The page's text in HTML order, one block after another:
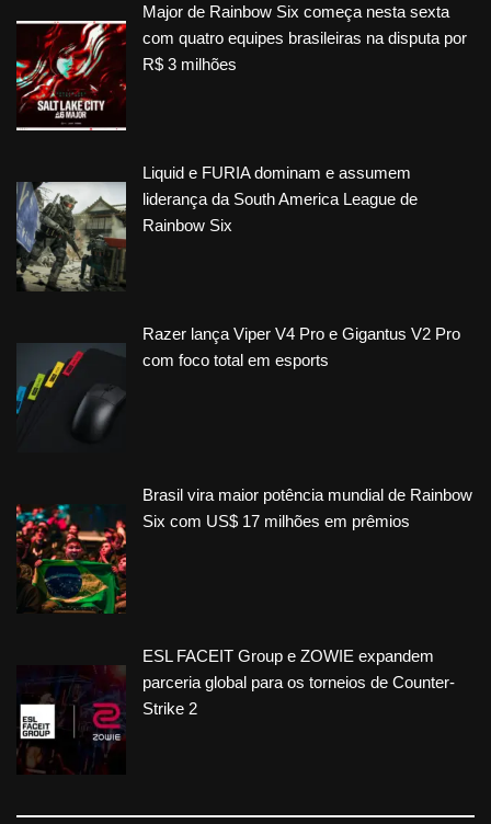
Major de Rainbow Six começa nesta sexta
com quatro equipes brasileiras na disputa por
R$ 3 milhões
Liquid e FURIA dominam e assumem
liderança da South America League de
Rainbow Six
Razer lança Viper V4 Pro e Gigantus V2 Pro
com foco total em esports
Brasil vira maior potência mundial de Rainbow
Six com US$ 17 milhões em prêmios
ESL FACEIT Group e ZOWIE expandem
parceria global para os torneios de Counter-
Strike 2